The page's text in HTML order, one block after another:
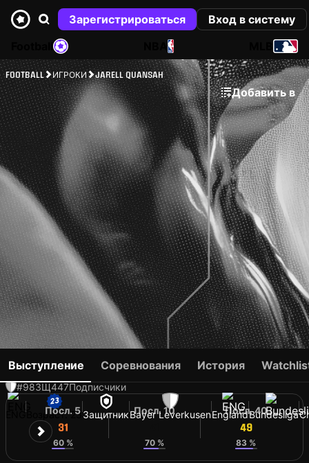
Зарегистрироваться
Вход в систему
NBA
FOOTBALL ИГРОКИ JARELL QUANSAH
Добавить в
JARELL QUANSAH
#98ЗЩ447Подписчики
Возраст: 23 ЗащитникBayer LeverkusenEnglandBundesliga
Выступление Соревнования История
Посл. 5
31
60 %
Посл. 10
70 %
Посл. 40
49
83 %